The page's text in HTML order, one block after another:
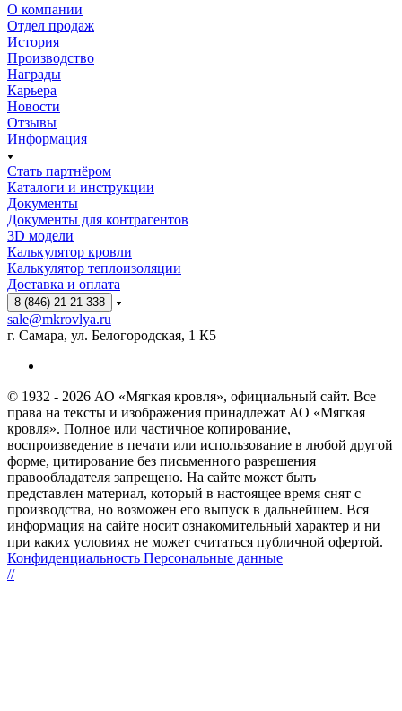
О компании
Отдел продаж
История
Производство
Награды
Карьера
Новости
Отзывы
Информация
Стать партнёром
Каталоги и инструкции
Документы
Документы для контрагентов
3D модели
Калькулятор кровли
Калькулятор теплоизоляции
Доставка и оплата
8 (846) 21-21-338
sale@mkrovlya.ru
г. Самара, ул. Белогородская, 1 К5
© 1932 - 2026 АО «Мягкая кровля», официальный сайт. Все
права на тексты и изображения принадлежат АО «Мягкая
кровля». Полное или частичное копирование,
воспроизведение в печати или использование в любой другой
форме, цитирование без письменного разрешения
правообладателя запрещено. На сайте может быть
представлен материал, который в настоящее время снят с
производства, но возможен его выпуск в дальнейшем. Вся
информация на сайте носит ознакомительный характер и ни
при каких условиях не может считаться публичной офертой.
Конфиденциальность Персональные данные
//